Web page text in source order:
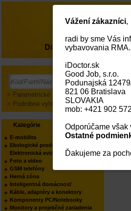
> Parametrické vyhľadávanie
> Podrobné vyhľadávanie
Kategórie Výrobcovia
E-mobilita
Ekologické produkty
Elektronická evidencia tržieb
Foto a video
GSM telefóny
Herná zóna
Inteligentná domácnosť
Káble, adaptéry a konektory
Komponenty PC/Notebooky
Monitory a projekčné zariadenia
Vážení zákazníci,
radi by sme Vás
vybavovania
iDoctor.sk
Good Job, s.r.o.
Podunajská
821 06 Bratislava
SLOVAKIA
mob: +421 902
Odporúčame však
Ostatné
Ďakujeme za